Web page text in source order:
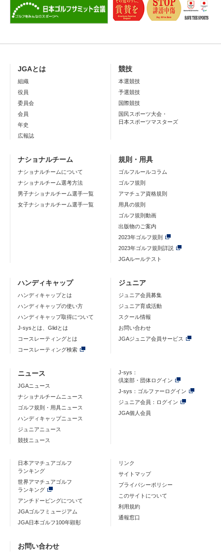
JGAとは
組織
役員
委員会
会員
年史
広報誌
競技
本選競技
予選競技
国際競技
国民スポーツ大会・
日本スポーツマスターズ
ナショナルチーム
ナショナルチームについて
ナショナルチーム選考方法
男子ナショナルチーム選手一覧
女子ナショナルチーム選手一覧
規則・用具
ゴルフルールコラム
ゴルフ規則
アマチュア資格規則
用具の規則
ゴルフ規則動画
出版物のご案内
2023年ゴルフ規則
2023年ゴルフ規則詳説
JGAルールテスト
ハンディキャップ
ハンディキャップとは
ハンディキャップの使い方
ハンディキャップ取得について
J-sysとは、Glidとは
コースレーティングとは
コースレーティング検索
ジュニア
ジュニア会員募集
ジュニア育成活動
スクール情報
お問い合わせ
JGAジュニア会員サービス
ニュース
JGAニュース
ナショナルチームニュース
ゴルフ規則・用具ニュース
ハンディキャップニュース
ジュニアニュース
競技ニュース
J-sys：
倶楽部・団体ログイン
J-sys：ゴルファーログイン
ジュニア会員：ログイン
JGA個人会員
日本アマチュアゴルフ
ランキング
世界アマチュアゴルフ
ランキング
アンチドーピングについて
JGAゴルフミュージアム
JGA日本ゴルフ100年顕彰
リンク
サイトマップ
プライバシーポリシー
このサイトについて
利用規約
通報窓口
お問い合わせ